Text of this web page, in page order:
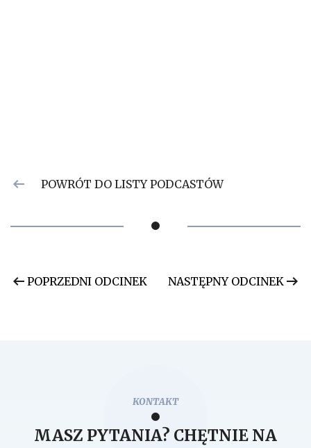
POWRÓT DO LISTY PODCASTÓW
POPRZEDNI ODCINEK NASTĘPNY ODCINEK
KONTAKT
MASZ PYTANIA? CHĘTNIE NA